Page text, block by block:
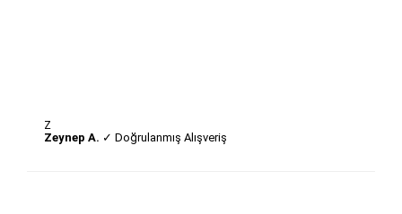
Z
Zeynep A. ✓ Doğrulanmış Alışveriş